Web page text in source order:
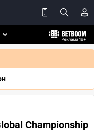
Championship